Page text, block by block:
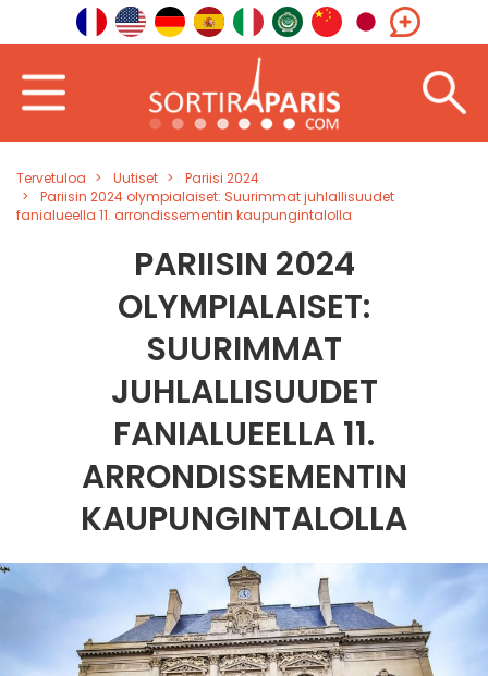
Tervetuloa Uutiset
Pariisi 2024
Pariisin 2024 olympialaiset: Suurimmat juhlallisuudet
fanialueella 11. arrondissementin kaupungintalolla
PARIISIN 2024
OLYMPIALAISET:
SUURIMMAT
JUHLALLISUUDET
FANIALUEELLA 11.
ARRONDISSEMENTIN
KAUPUNGINTALOLLA